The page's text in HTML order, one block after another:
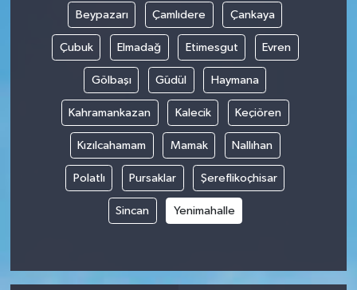
Beypazarı Çamlıdere Çankaya
Çubuk Elmadağ Etimesgut Evren
Gölbaşı Güdül Haymana
Kahramankazan Kalecik Keçiören
Kızılcahamam Mamak Nallıhan
Polatlı Pursaklar Şereflikoçhisar
Sincan Yenimahalle